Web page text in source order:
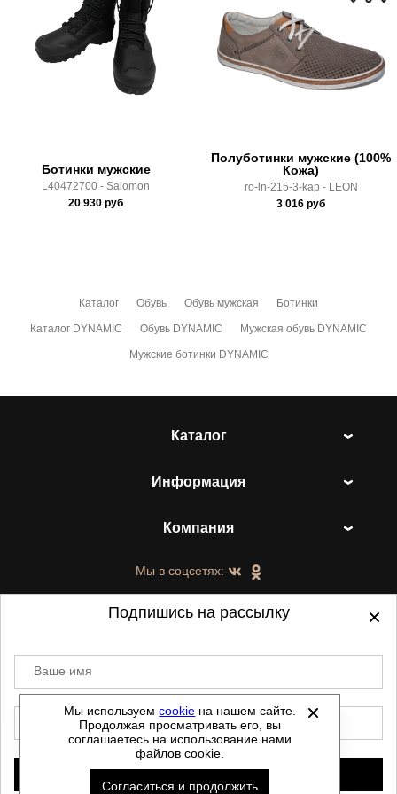
Доставка по России всеми транспортными ТК, а также с
Почтой Росии и СДЭК.
Здесь вы можете более детально ознакомиться с
Ботинки мужские
L40472700 - Salomon
20 930 руб
Полуботинки мужские (100%
Кожа)
ro-ln-215-3-kap - LEON
3 016 руб
Каталог Обувь Обувь мужская Ботинки
Каталог DYNAMIC Обувь DYNAMIC Мужская обувь DYNAMIC
Мужские ботинки DYNAMIC
Каталог
Информация
Компания
Мы в соцсетях:
©2021-2026 - ShoesTown.ru - все права
защищены.
Данный сайт не является интернет магазином и
не является публичной офертой.
Политика обработки персональных данных
Мы используемcookie на нашем сайте.
Продолжая просматривать его, вы
соглашаетесь на использование нами
файлов cookie.
Согласиться и продолжить
Подпишись на рассылку
Ваше имя